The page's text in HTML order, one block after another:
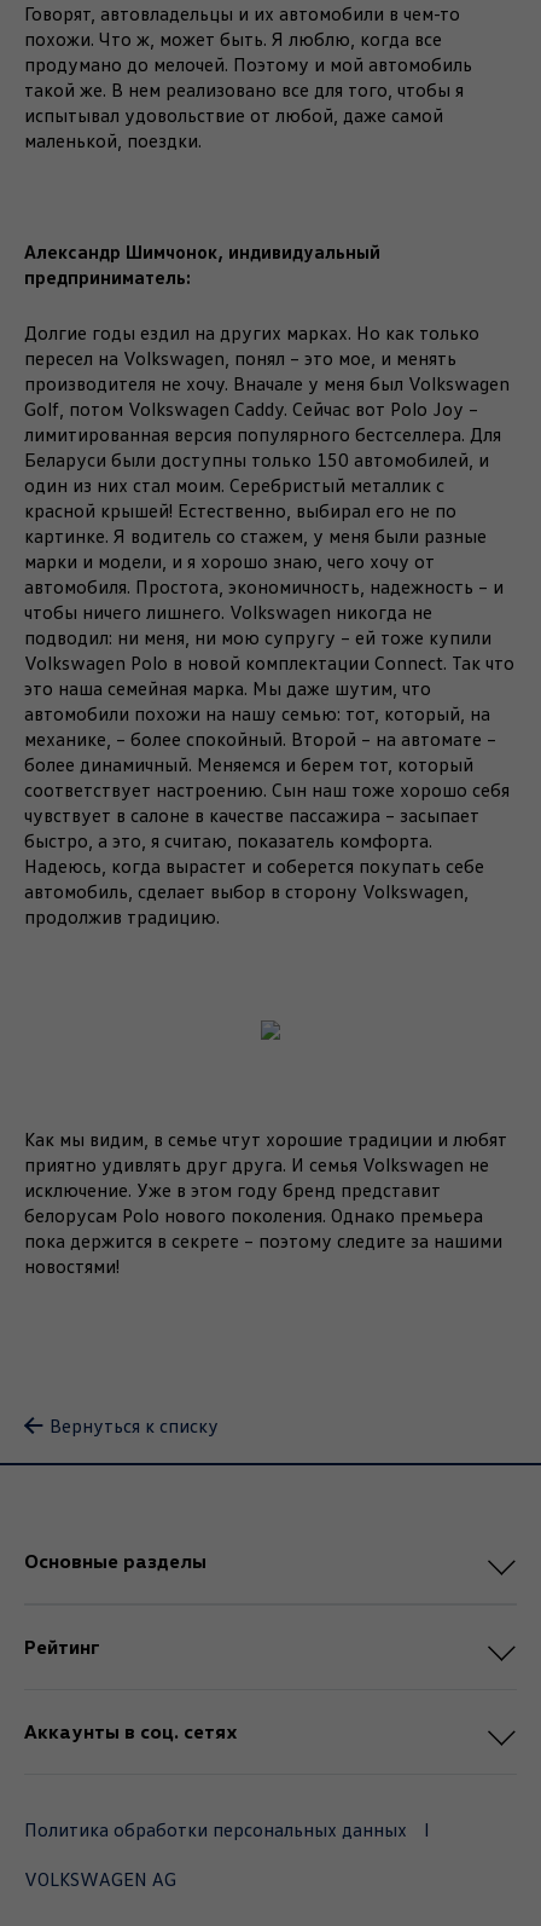
Говорят, автовладельцы и их автомобили в чем-то
похожи. Что ж, может быть. Я люблю, когда все
продумано до мелочей. Поэтому и мой автомобиль
такой же. В нем реализовано все для того, чтобы я
испытывал удовольствие от любой, даже самой
маленькой, поездки.
Александр Шимчонок, индивидуальный
предприниматель:
Долгие годы ездил на других марках. Но как только
пересел на Volkswagen, понял – это мое, и менять
производителя не хочу. Вначале у меня был Volkswagen
Golf, потом Volkswagen Caddy. Сейчас вот Polo Joy –
лимитированная версия популярного бестселлера. Для
Беларуси были доступны только 150 автомобилей, и
один из них стал моим. Серебристый металлик с
красной крышей! Естественно, выбирал его не по
картинке. Я водитель со стажем, у меня были разные
марки и модели, и я хорошо знаю, чего хочу от
автомобиля. Простота, экономичность, надежность – и
чтобы ничего лишнего. Volkswagen никогда не
подводил: ни меня, ни мою супругу – ей тоже купили
Volkswagen Polo в новой комплектации Connect. Так что
это наша семейная марка. Мы даже шутим, что
автомобили похожи на нашу семью: тот, который, на
механике, – более спокойный. Второй – на автомате –
более динамичный. Меняемся и берем тот, который
соответствует настроению. Сын наш тоже хорошо себя
чувствует в салоне в качестве пассажира – засыпает
быстро, а это, я считаю, показатель комфорта.
Надеюсь, когда вырастет и соберется покупать себе
автомобиль, сделает выбор в сторону Volkswagen,
продолжив традицию.
Как мы видим, в семье чтут хорошие традиции и любят
приятно удивлять друг друга. И семья Volkswagen не
исключение. Уже в этом году бренд представит
белорусам Polo нового поколения. Однако премьера
пока держится в секрете – поэтому следите за нашими
новостями!
Вернуться к списку
Основные разделы
Рейтинг
Аккаунты в соц. сетях
Политика обработки персональных данных
VOLKSWAGEN AG